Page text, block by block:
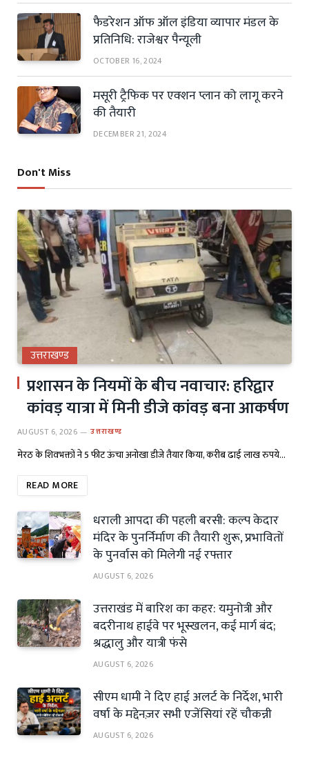
फैडरेशन ऑफ ऑल इंडिया व्यापार मंडल के
प्रतिनिधि: राजेश्वर पैन्यूली
OCTOBER 16, 2024
मसूरी ट्रैफिक पर एक्शन प्लान को लागू करने
की तैयारी
DECEMBER 21, 2024
Don't Miss
उत्तराखण्ड
प्रशासन के नियमों के बीच नवाचार: हरिद्वार
कांवड़ यात्रा में मिनी डीजे कांवड़ बना आकर्षण
AUGUST 6, 2026 उत्तराखण्ड
मेरठ के शिवभक्तों ने 5 फीट ऊंचा अनोखा डीजे तैयार किया, करीब ढाई लाख रुपये…
READ MORE
धराली आपदा की पहली बरसी: कल्प केदार
मंदिर के पुनर्निर्माण की तैयारी शुरू, प्रभावितों
के पुनर्वास को मिलेगी नई रफ्तार
AUGUST 6, 2026
उत्तराखंड में बारिश का कहर: यमुनोत्री और
बदरीनाथ हाईवे पर भूस्खलन, कई मार्ग बंद;
श्रद्धालु और यात्री फंसे
AUGUST 6, 2026
सीएम धामी ने दिए हाई अलर्ट के निर्देश, भारी
वर्षा के मद्देनज़र सभी एजेंसियां रहें चौकन्नी
AUGUST 6, 2026